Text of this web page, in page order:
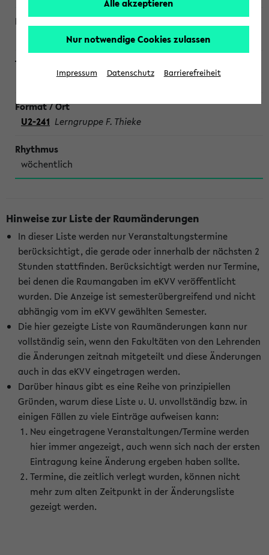
SONDERTERMINE CHEMIE
U2-241 Lerngruppe F. Thieke
wöchentlich
Hinweise zur Liste der Raumänderungen
In dieser Liste werden nur Veranstaltungstermine
berücksichtigt, die gerade oder innerhalb der nächsten 2
Stunden stattfinden. Berücksichtigt werden nur Termine,
bei denen die Raumangaben im eKVV veröffentlicht
wurden. Die Anzeige ist semesterübergreifend und nicht
abhängig vom im eKVV gewählten Semester.
Die hier gezeigte Liste von Raumänderungen kann nur
vollständig sein, wenn den Fakultäten von den Lehrenden
die Änderungen zeitnah mitgeteilt und diese Änderungen
auch in das eKVV eingetragen werden.
Darüber hinaus gibt es eine Reihe von prinzipiellen
Gründen, warum diese Liste u. U. unvollständig bzw. in
einigen Fällen zu viele Einträge aufweisen kann:
Neu eingetragene Veranstaltungen/Termine werden
hier immer angezeigt, auch wenn sich nach der ersten
Eintragung keine Änderung ergeben haben sollte.
Termine, die zeitlich verlegt wurden, können nicht
mehr zum alten Zeitpunkt in der Änderungsliste
gezeigt werden.
Alle akzeptieren
Nur notwendige Cookies zulassen
Impressum Datenschutz Barrierefreiheit